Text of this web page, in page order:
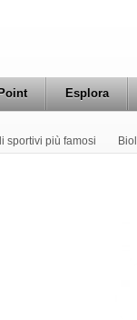
Esplora
sportivi più famosi